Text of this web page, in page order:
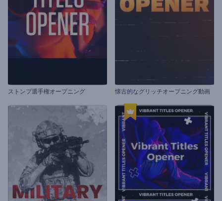
ストンプ選手権オープニング 懐古的なグリッチオープニング動画